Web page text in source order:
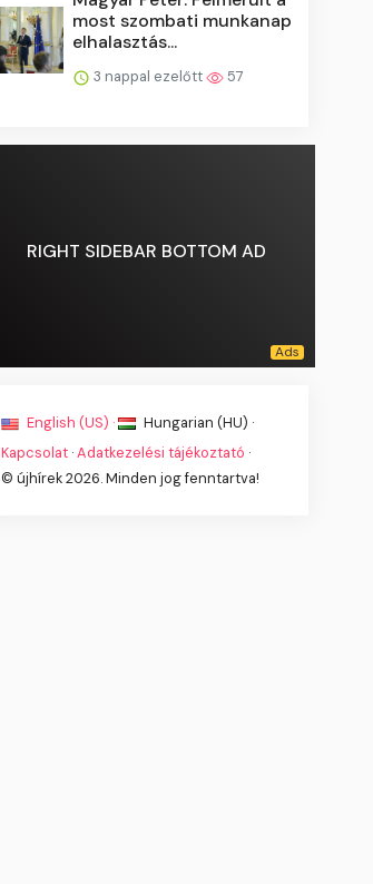
most szombati munkanap
elhalasztás...
3 nappal ezelőtt 57
RIGHT SIDEBAR BOTTOM AD
English (US) ·
Hungarian (HU) ·
Kapcsolat ·Adatkezelési tájékoztató ·
© újhírek 2026. Minden jog fenntartva!